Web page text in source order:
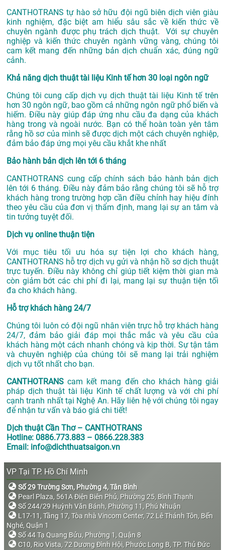
CANTHOTRANS tự hào sở hữu đội ngũ biên dịch viên giàu
kinh nghiệm, đặc biệt am hiểu sâu sắc về kiến thức về
chuyên ngành được phụ trách dịch thuật. Với sự chuyên
nghiệp và kiến thức chuyên ngành vững vàng, chúng tôi
cam kết mang đến những bản dịch chuẩn xác, đúng ngữ
cảnh.
Khả năng dịch thuật tài liệu Kinh tế hơn 30 loại ngôn ngữ
Chúng tôi cung cấp dịch vụ dịch thuật tài liệu Kinh tế trên
hơn 30 ngôn ngữ, bao gồm cả những ngôn ngữ phổ biến và
hiếm. Điều này giúp đáp ứng nhu cầu đa dạng của khách
hàng trong và ngoài nước. Bạn có thể hoàn toàn yên tâm
rằng hồ sơ của mình sẽ được dịch một cách chuyên nghiệp,
đảm bảo đáp ứng mọi yêu cầu khắt khe nhất
Bảo hành bản dịch lên tới 6 tháng
CANTHOTRANS cung cấp chính sách bảo hành bản dịch
lên tới 6 tháng. Điều này đảm bảo rằng chúng tôi sẽ hỗ trợ
khách hàng trong trường hợp cần điều chỉnh hay hiệu đính
theo yêu cầu của đơn vị thẩm định, mang lại sự an tâm và
tin tưởng tuyệt đối.
Dịch vụ online thuận tiện
Với mục tiêu tối ưu hóa sự tiện lợi cho khách hàng,
CANTHOTRANS hỗ trợ dịch vụ gửi và nhận hồ sơ dịch thuật
trực tuyến. Điều này không chỉ giúp tiết kiệm thời gian mà
còn giảm bớt các chi phí đi lại, mang lại sự thuận tiện tối
đa cho khách hàng.
Hỗ trợ khách hàng 24/7
Chúng tôi luôn có đội ngũ nhân viên trực hỗ trợ khách hàng
24/7, đảm bảo giải đáp mọi thắc mắc và yêu cầu của
khách hàng một cách nhanh chóng và kịp thời. Sự tận tâm
và chuyên nghiệp của chúng tôi sẽ mang lại trải nghiệm
dịch vụ tốt nhất cho bạn.
CANTHOTRANS cam kết mang đến cho khách hàng giải
pháp dịch thuật tài liệu Kinh tế chất lượng và với chi phí
cạnh tranh nhất tại Nghệ An. Hãy liên hệ với chúng tôi ngay
để nhận tư vấn và báo giá chi tiết!
Dịch thuật Cần Thơ – CANTHOTRANS
Hotline: 0886.773.883 – 0866.228.383
Email: info@dichthuatsaigon.vn
VP Tại TP. Hồ Chí Minh
Số 29 Trường Sơn, Phường 4, Tân Bình
Pearl Plaza, 561A Điện Biên Phủ, Phường 25, Bình Thạnh
Số 244/29 Huỳnh Văn Bánh, Phường 11, Phú Nhuận
L17-11, Tầng 17, Tòa nhà Vincom Center, 72 Lê Thánh Tôn, Bến
Nghé, Quận 1
Số 44 Tạ Quang Bửu, Phường 1, Quận 8
C10, Rio Vista, 72 Dương Đình Hội, Phước Long B, TP. Thủ Đức